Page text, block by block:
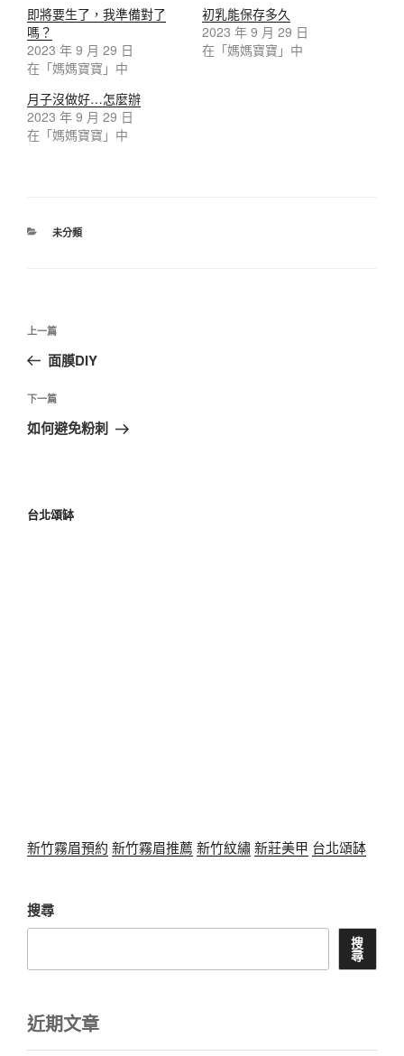
即將要生了，我準備對了
嗎？
2023 年 9 月 29 日
在「媽媽寶寶」中
初乳能保存多久
2023 年 9 月 29 日
在「媽媽寶寶」中
月子沒做好…怎麼辦
2023 年 9 月 29 日
在「媽媽寶寶」中
未分類
上一篇
面膜DIY
下一篇
如何避免粉刺
台北頌缽
新竹霧眉預約 新竹霧眉推薦 新竹紋繡新莊美甲 台北頌缽
搜尋
搜
尋
近期文章